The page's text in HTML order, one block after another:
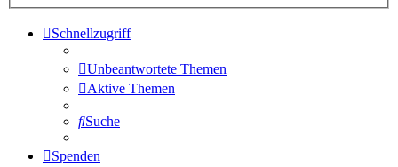
Schnellzugriff
Unbeantwortete Themen
Aktive Themen
Suche
Spenden